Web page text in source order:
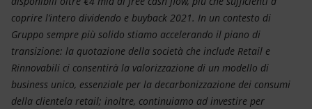
coprire l’intero dividendo e buyback 2021. In un contesto di
Gruppo sempre più solido stiamo accelerando il piano di
transizione: la quotazione della società che include Retail e
Rinnovabili ci consentirà la valorizzazione di un modello di
business unico, essenziale per la decarbonizzazione dei consumi
della clientela retail; inoltre, continuiamo ad investire per